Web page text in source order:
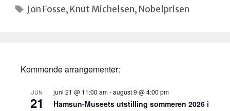
Stikkord
Jon Fosse, Knut Michelsen, Nobelprisen
Kommende arrangementer:
JUN
21
juni 21 @ 11:00 am-august 9 @ 4:00 pm
Hamsun-Museets utstilling sommeren 2026 i